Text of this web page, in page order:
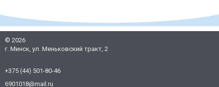
© 2026
г. Минск, ул. Меньковский тракт, 2
+375 (44) 501-80-46
6901018@mail.ru